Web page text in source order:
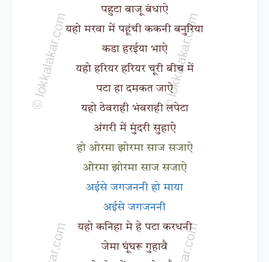
पहुटा बाजू बंधाऐ
यहो मरवा में पहूंची ककनी बनुरिया
कडा हरईया भाऐ
यहो हरियर हरियर चूरी बीच में
पटा हा दमकत जाऐ
यहो ठेवराही भंवराही लपेटा
अंगरी में मुंदरी सुहाऐ
हो ओरमा झोरमा साज सजाऐ
ओरमा झोरमा साज सजाऐ
अईसे जगजननी हो माया
अईसे जगजननी
यहो कनिहा मे हे पटा करधनी
जेमा घूंघरू गुहावै